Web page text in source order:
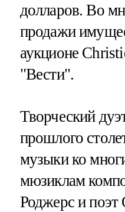
долларов. Во
продажи
аукционе
"Вести".
Творческий
прошлого
музыки ко
мюзиклам
Роджерс и поэт